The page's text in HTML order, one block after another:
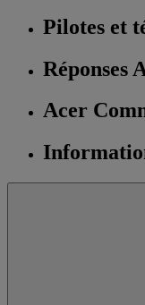
Pilotes et
Réponses
Acer